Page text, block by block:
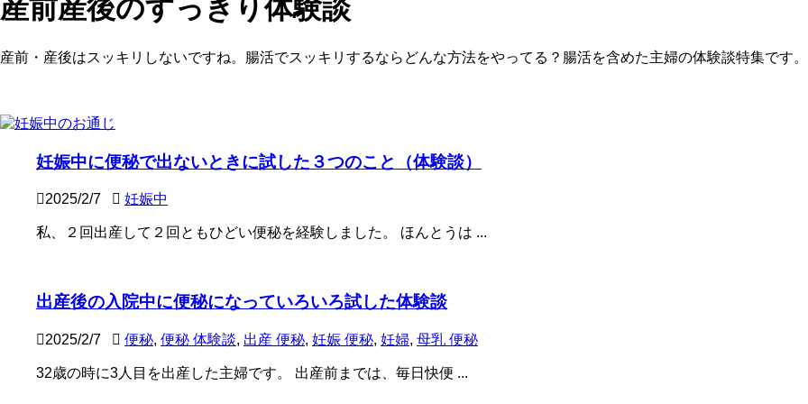
産前産後のすっきり体験談
産前・産後はスッキリしないですね。腸活でスッキリするならどんな方法をやってる？腸活を含めた主婦の体験談特集です。
妊娠中に便秘で出ないときに試した３つのこと（体験談）
2025/2/7 妊娠中
私、２回出産して２回ともひどい便秘を経験しました。 ほんとうは ...
出産後の入院中に便秘になっていろいろ試した体験談
2025/2/7 便秘, 便秘 体験談, 出産 便秘, 妊娠 便秘, 妊婦, 母乳 便秘
32歳の時に3人目を出産した主婦です。 出産前までは、毎日快便 ...